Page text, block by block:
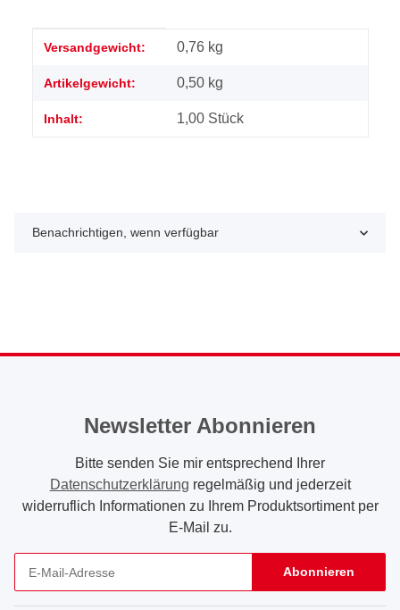
Produkteigenschaft
Wert
Versandgewicht: 0,76 kg
Artikelgewicht: 0,50 kg
Inhalt: 1,00 Stück
Benachrichtigen, wenn verfügbar
Newsletter Abonnieren
Bitte senden Sie mir entsprechend Ihrer
Datenschutzerklärung regelmäßig und jederzeit
widerruflich Informationen zu Ihrem Produktsortiment per
E-Mail zu.
Abonnieren